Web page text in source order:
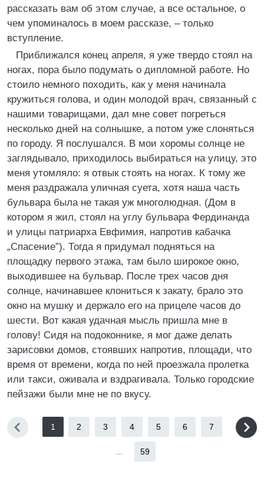
рассказать вам об этом случае, а все остальное, о
чем упоминалось в моем рассказе, – только
вступление.
Приближался конец апреля, я уже твердо стоял на
ногах, пора было подумать о дипломной работе. Но
стоило немного походить, как у меня начинала
кружиться голова, и один молодой врач, связанный с
нашими товарищами, дал мне совет погреться
несколько дней на солнышке, а потом уже слоняться
по городу. Я послушался. В мои хоромы солнце не
заглядывало, приходилось выбираться на улицу, это
меня утомляло: я отвык стоять на ногах. К тому же
меня раздражала уличная суета, хотя наша часть
бульвара была не такая уж многолюдная. (Дом в
котором я жил, стоял на углу бульвара Фердинанда
и улицы патриарха Евфимия, напротив кабачка
„Спасение”). Тогда я придумал подняться на
площадку первого этажа, там было широкое окно,
выходившее на бульвар. После трех часов дня
солнце, начинавшее клониться к закату, брало это
окно на мушку и держало его на прицеле часов до
шести. Вот какая удачная мысль пришла мне в
голову! Сидя на подоконнике, я мог даже делать
зарисовки домов, стоявших напротив, площади, что
время от времени, когда по ней проезжала пролетка
или такси, оживала и вздрагивала. Только городские
пейзажи были мне не по вкусу.
1 2 3 4 5 6 7
59